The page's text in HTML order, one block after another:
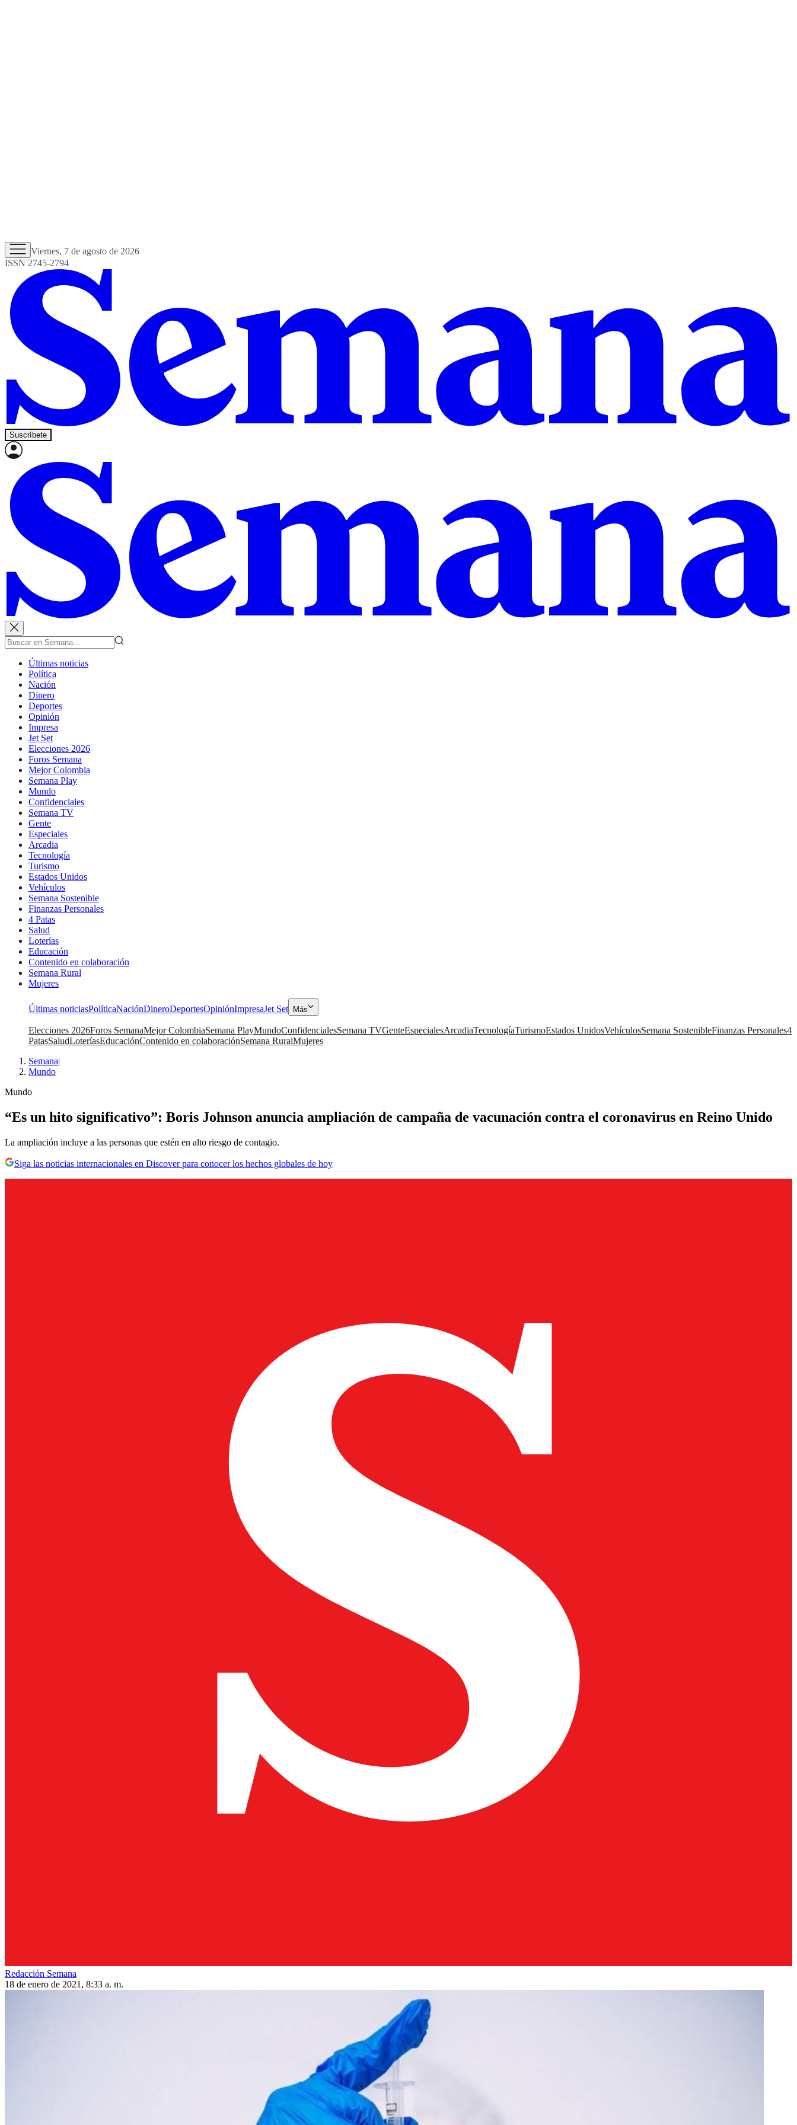
Viernes, 7 de agosto de 2026
ISSN 2745-2794
Suscríbete
Últimas noticias
Política
Nación
Dinero
Deportes
Opinión
Impresa
Jet Set
Elecciones 2026
Foros Semana
Mejor Colombia
Semana Play
Mundo
Confidenciales
Semana TV
Gente
Especiales
Arcadia
Tecnología
Turismo
Estados Unidos
Vehículos
Semana Sostenible
Finanzas Personales
4 Patas
Salud
Loterías
Educación
Contenido en colaboración
Semana Rural
Mujeres
Últimas noticiasPolíticaNaciónDineroDeportesOpiniónImpresaJet Set Más
Elecciones 2026Foros SemanaMejor ColombiaSemana PlayMundoConfidencialesSemana TVGenteEspecialesArcadiaTecnologíaTurismoEstados UnidosVehículosSemana SostenibleFinanzas Personales4
PatasSaludLoteríasEducaciónContenido en colaboraciónSemana RuralMujeres
Semana|
Mundo
Mundo
“Es un hito significativo”: Boris Johnson anuncia ampliación de campaña de vacunación contra el coronavirus en Reino Unido
La ampliación incluye a las personas que estén en alto riesgo de contagio.
Siga las noticias internacionales en Discover para conocer los hechos globales de hoy
Redacción Semana
18 de enero de 2021, 8:33 a. m.